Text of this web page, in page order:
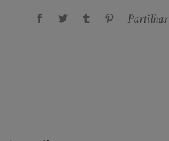
Partilhar